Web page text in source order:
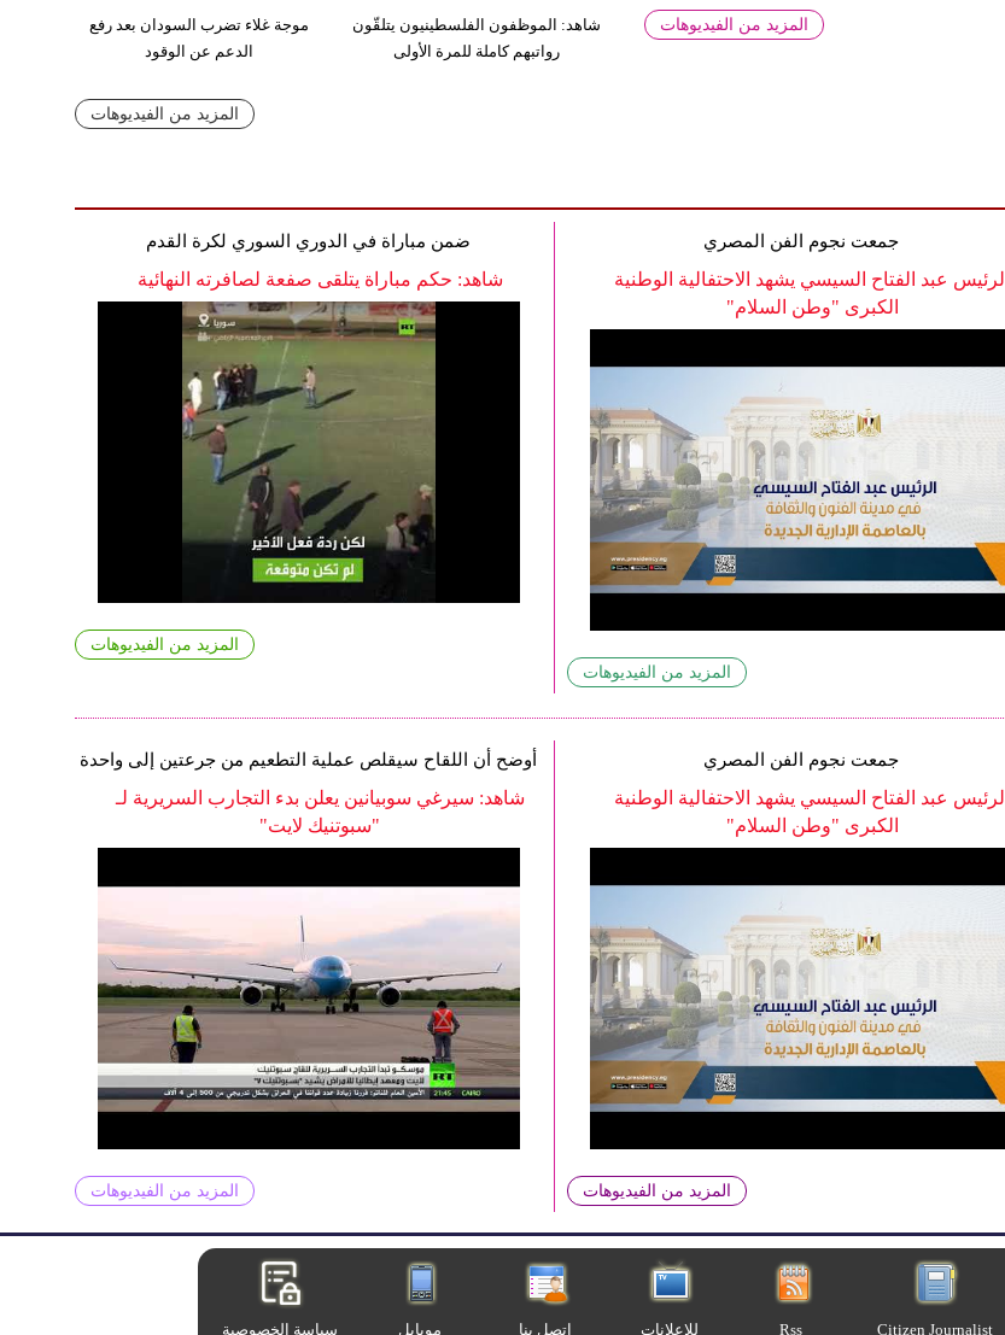
المزيد من الفيديوهات
موجة غلاء تضرب السودان بعد رفع
الدعم عن الوقود
شاهد: الموظفون الفلسطينيون يتلقّون
رواتبهم كاملة للمرة الأولى
المزيد من الفيديوهات
ضمن مباراة في الدوري السوري لكرة القدم
شاهد: حكم مباراة يتلقى صفعة لصافرته النهائية
المزيد من الفيديوهات
جمعت نجوم الفن المصري
الرئيس عبد الفتاح السيسي يشهد الاحتفالية الوطنية
الكبرى "وطن السلام"
المزيد من الفيديوهات
أوضح أن اللقاح سيقلص عملية التطعيم من جرعتين إلى واحدة
شاهد: سيرغي سوبيانين يعلن بدء التجارب السريرية لـ
"سبوتنيك لايت"
المزيد من الفيديوهات
جمعت نجوم الفن المصري
الرئيس عبد الفتاح السيسي يشهد الاحتفالية الوطنية
الكبرى "وطن السلام"
المزيد من الفيديوهات
سياسة الخصوصية اتصل بنا للإعلانات Rss Citizen Journalist